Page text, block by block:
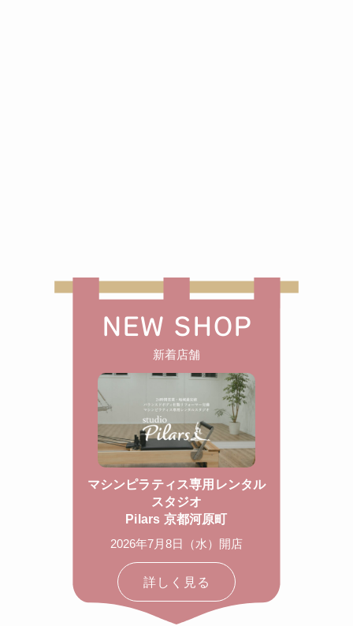
NEW SHOP
新着店舗
マシンピラティス専用レンタル
スタジオ
Pilars 京都河原町
2026年7月8日（水）開店
詳しく見る